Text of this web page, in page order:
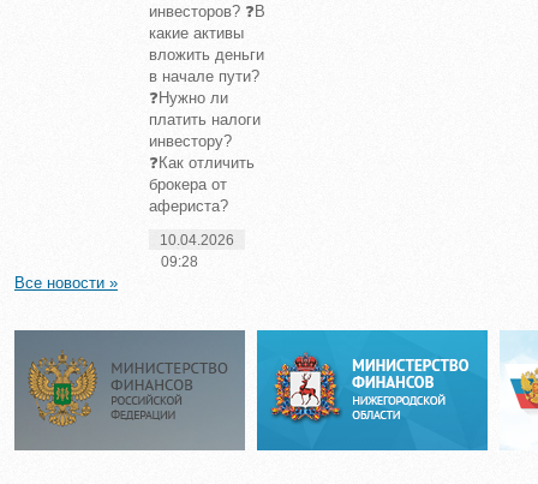
инвесторов? ❓В
какие активы
вложить деньги
в начале пути?
❓Нужно ли
платить налоги
инвестору?
❓Как отличить
брокера от
афериста?
10.04.2026
09:28
Все новости »